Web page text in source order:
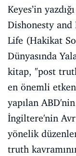
Keyes’in
Dishonesty
Life (Hakikat
Dünyasında
kitap, "post
en önemli
yapılan
İngiltere'nin
yönelik
truth